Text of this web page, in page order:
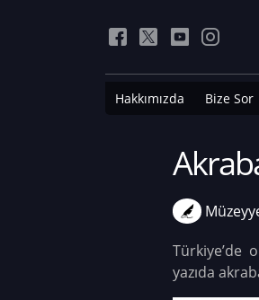
Hakkımızda Bize Sor
Türkiye’de
yazıda